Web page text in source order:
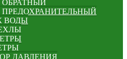
ВОДЫ
ДАВЛЕНИЯ